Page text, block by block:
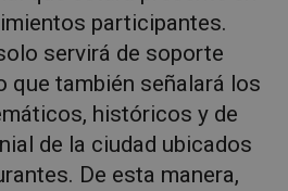
participantes.
servirá de soporte
que también señalará los
históricos y de
de la ciudad ubicados
De esta manera,